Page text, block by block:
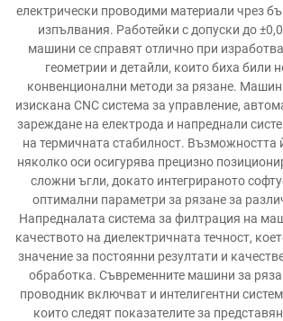
електрически проводими материали чрез
изпълвания. Работейки с допуски до
машини се справят отлично при
геометрии и детайли, които биха били
конвенционални методи за рязане.
изискана CNC система за управление,
зареждане на електрода и напреднали
на термичната стабилност. Възможността
няколко оси осигурява прецизно
сложни ъгли, докато интегрираното
оптимални параметри за рязане за
Напредналата система за филтрация на
качеството на диелектричната течност,
значение за постоянни резултати и
обработка. Съвременните машини за
проводник включват и интелигентни
които следят показателите за